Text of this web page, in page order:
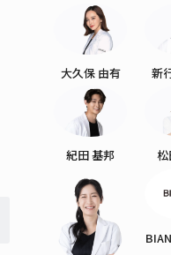
大久保 由有 新
紀田 基邦